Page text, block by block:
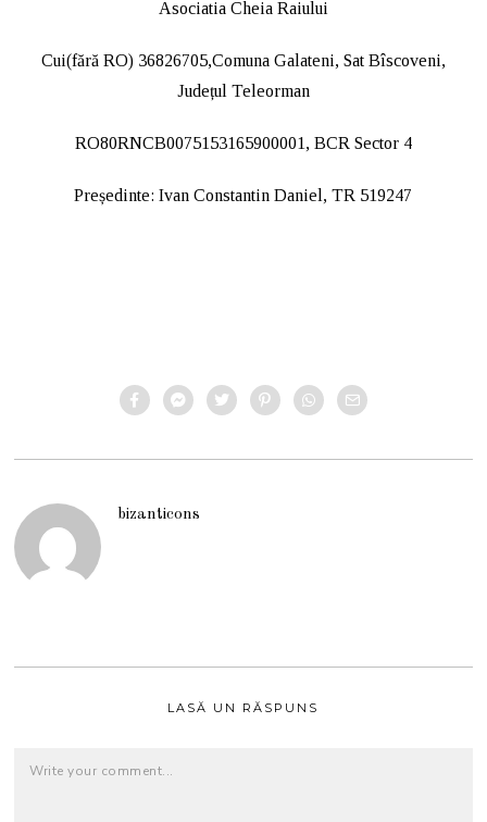
Asociatia Cheia Raiului
Cui(fără RO) 36826705,Comuna Galateni, Sat Bîscoveni,
Județul Teleorman
RO80RNCB0075153165900001, BCR Sector 4
Președinte: Ivan Constantin Daniel, TR 519247
bizanticons
LASĂ UN RĂSPUNS